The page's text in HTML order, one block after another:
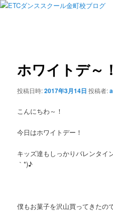
ホワイトデ～！
投稿日時:2017年3月14日 投稿者:
こんにちわ～！
今日はホワイトデー！
キッズ達もしっかりバレンタイ
｀*)♪
僕もお菓子を沢山買ってきたの